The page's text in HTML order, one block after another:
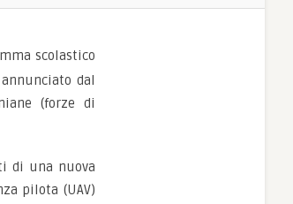
scolastico
dal
(forze di
di una nuova
pilota (UAV)